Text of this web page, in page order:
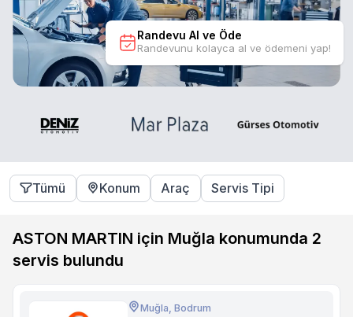
Randevu Al ve Öde
Randevunu kolayca al ve ödemeni yap!
Tümü Konum Araç Servis Tipi
ASTON MARTIN için Muğla konumunda 2
servis bulundu
Muğla, Bodrum